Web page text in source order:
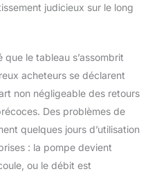
judicieux sur le long
que le tableau s’assombrit
acheteurs se déclarent
non négligeable des retours
Des problèmes de
quelques jours d’utilisation
: la pompe devient
ou le débit est